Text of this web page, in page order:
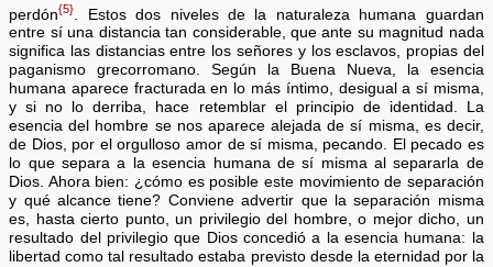
perdón{5}
. Estos dos niveles de la naturaleza humana guardan
entre sí una distancia tan considerable, que ante su magnitud nada
significa las distancias entre los señores y los esclavos, propias del
paganismo grecorromano. Según la Buena Nueva, la esencia
humana aparece fracturada en lo más íntimo, desigual a sí misma,
y si no lo derriba, hace retemblar el principio de identidad. La
esencia del hombre se nos aparece alejada de sí misma, es decir,
de Dios, por el orgulloso amor de sí misma, pecando. El pecado es
lo que separa a la esencia humana de sí misma al separarla de
Dios. Ahora bien: ¿cómo es posible este movimiento de separación
y qué alcance tiene? Conviene advertir que la separación misma
es, hasta cierto punto, un privilegio del hombre, o mejor dicho, un
resultado del privilegio que Dios concedió a la esencia humana: la
libertad como tal resultado estaba previsto desde la eternidad por la